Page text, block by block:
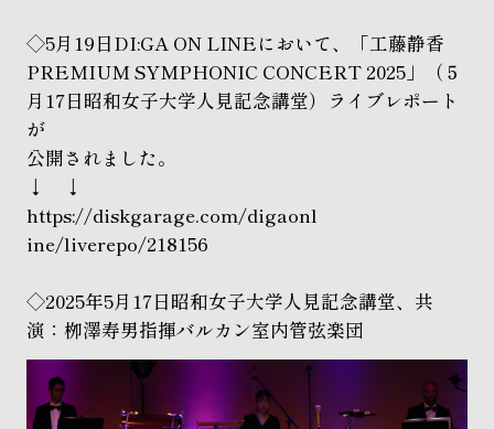
◇5月19日DI:GA ON LINEにおいて、「工藤静香
PREMIUM SYMPHONIC CONCERT 2025」（５
月17日昭和女子大学人見記念講堂）ライブレポー ト
が
公開されました。
↓ ↓
https://diskgarage.com/digaonl
ine/liverepo/218156
◇2025年5月17日昭和女子大学人見記念講堂、共
演：栁澤寿男指揮バルカン室内管弦楽団